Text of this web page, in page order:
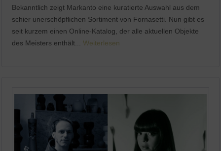
Bekanntlich zeigt Markanto eine kuratierte Auswahl aus dem
schier unerschöpflichen Sortiment von Fornasetti. Nun gibt es
seit kurzem einen Online-Katalog, der alle aktuellen Objekte
des Meisters enthält...Weiterlesen